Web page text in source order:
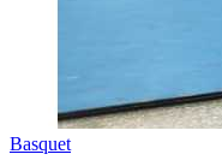
Basquet